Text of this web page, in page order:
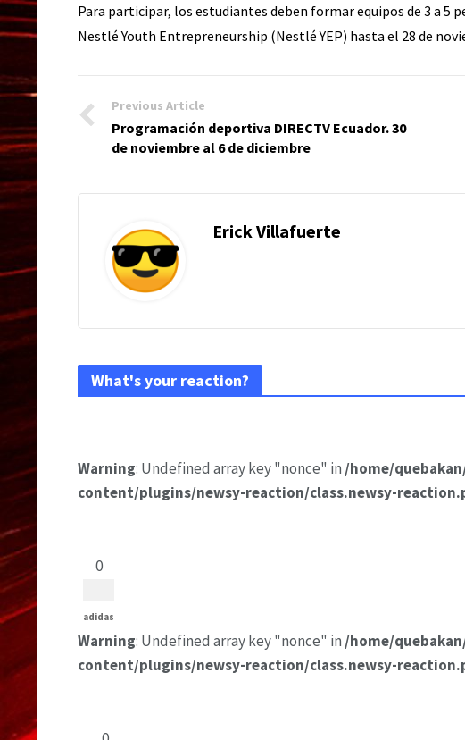
Para participar, los estudiantes deben formar equipos de 3 a 5
Nestlé Youth Entrepreneurship (Nestlé YEP) hasta el 28 de
Previous Article
Programación deportiva DIRECTV Ecuador. 30
de noviembre al 6 de diciembre
Erick Villafuerte
What's your reaction?
Warning: Undefined array key "nonce" in /home/
content/plugins/newsy-reaction/class.newsy-
0
adidas
Warning: Undefined array key "nonce" in /home/
content/plugins/newsy-reaction/class.newsy-